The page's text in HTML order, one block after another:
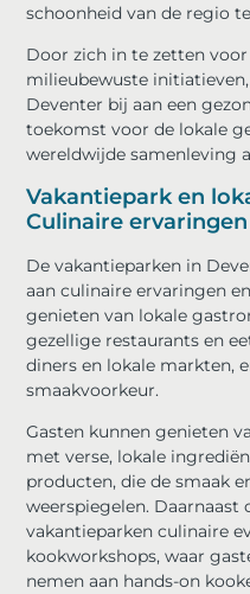
schoonheid van de regio
Door zich in te zetten
milieubewuste
Deventer bij aan een
toekomst voor de lokale
wereldwijde samenleving
Vakantiepark en
Culinaire
De vakantieparken in
aan culinaire ervaringen
genieten van lokale
gezellige restaurants en
diners en lokale markten,
smaakvoorkeur.
Gasten kunnen genieten
met verse, lokale
producten, die de smaak
weerspiegelen. Daarnaast
vakantieparken culinaire
kookworkshops, waar
nemen aan hands-on